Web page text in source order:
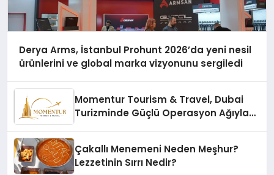
Derya Arms, İstanbul Prohunt 2026’da yeni nesil
ürünlerini ve global marka vizyonunu sergiledi
Momentur Tourism & Travel, Dubai
Turizminde Güçlü Operasyon Ağıyla
Çakallı Menemeni Neden Meşhur?
Lezzetinin Sırrı Nedir?